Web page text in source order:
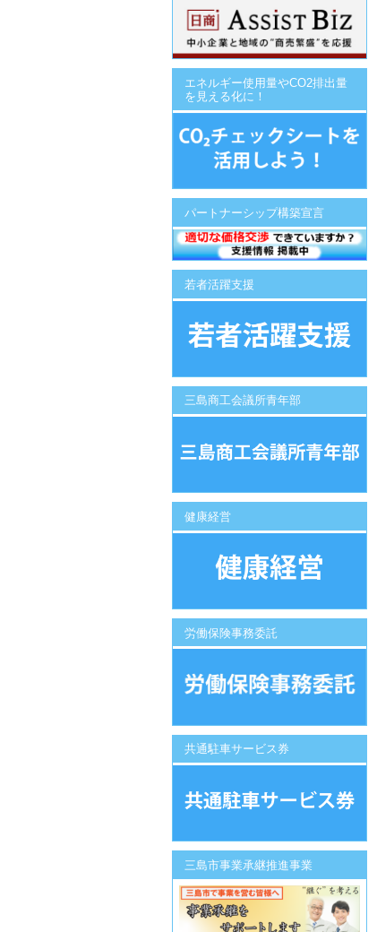
エネルギー使用量やCO2排出量
を見える化に！
パートナーシップ構築宣言
若者活躍支援
三島商工会議所青年部
健康経営
労働保険事務委託
共通駐車サービス券
三島市事業承継推進事業